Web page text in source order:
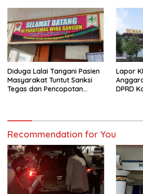
Diduga Lalai Tangani Pasien
Masyarakat Tuntut Sanksi
Tegas dan Pencopotan
Lapor
DPRD
Recommendation for You